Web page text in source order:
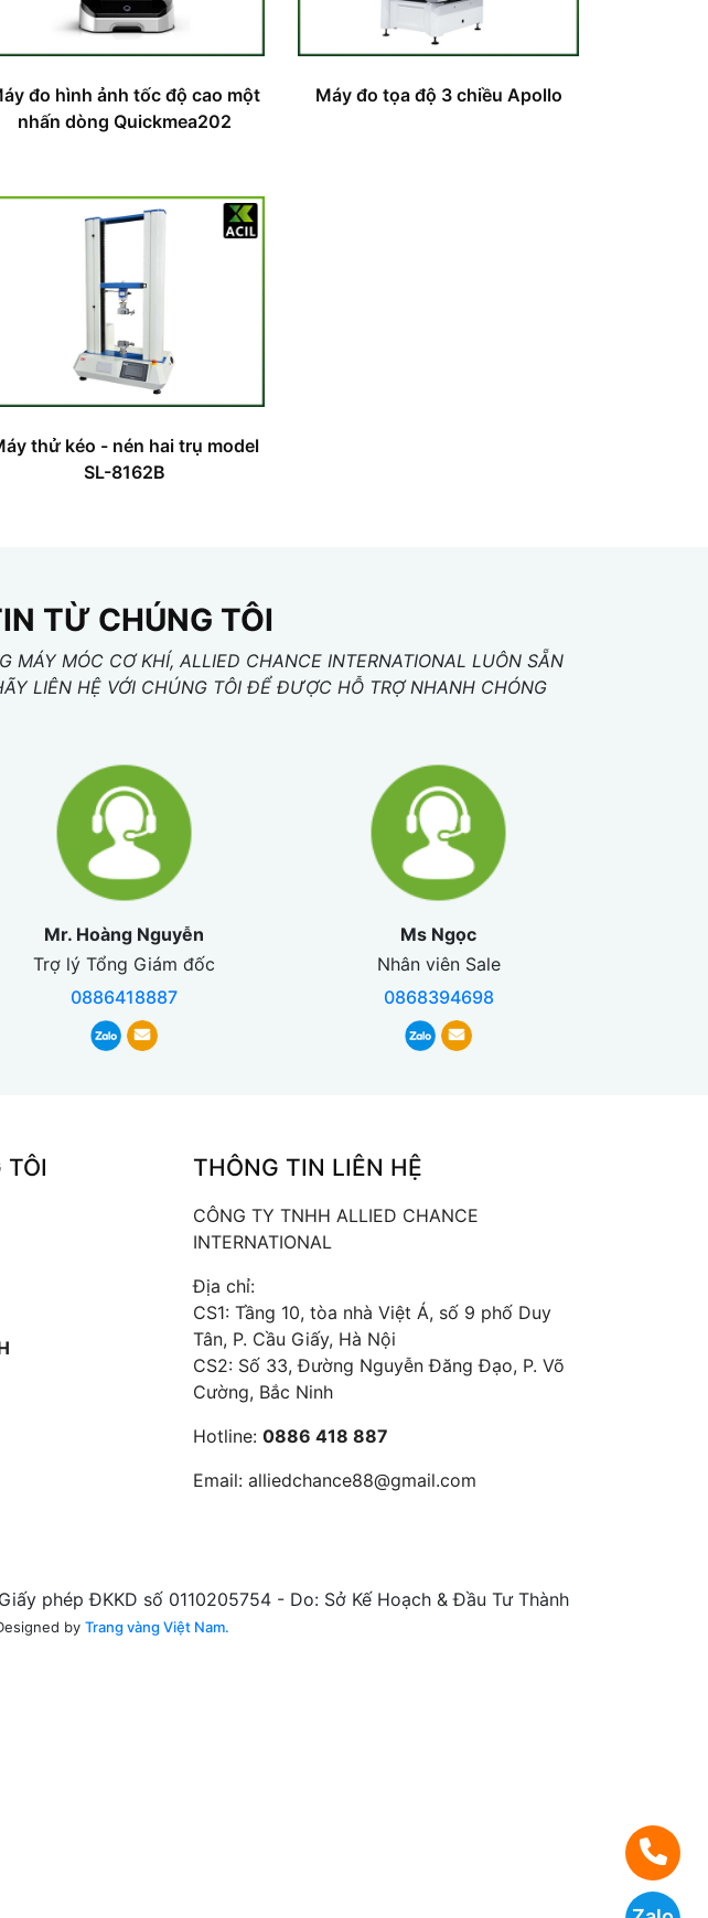
đo hình ảnh tốc độ cao một
nhấn dòng Quickmea202
Máy đo tọa độ 3 chiều Apollo
thử kéo - nén hai trụ model
SL-8162B
TỪ CHÚNG TÔI
MÓC CƠ KHÍ, ALLIED CHANCE INTERNATIONAL LUÔN SẴN
LIÊN HỆ VỚI CHÚNG TÔI ĐỂ ĐƯỢC HỖ TRỢ NHANH CHÓNG
Mr. Hoàng Nguyễn
Trợ lý Tổng Giám đốc
0886418887
Ms Ngọc
Nhân viên Sale
0868394698
TÔI THÔNG TIN LIÊN HỆ
CÔNG TY TNHH ALLIED CHANCE
INTERNATIONAL
Địa chỉ:
CS1: Tầng 10, tòa nhà Việt Á, số 9 phố Duy
Tân, P. Cầu Giấy, Hà Nội
CS2: Số 33, Đường Nguyễn Đăng Đạo, P. Võ
Cường, Bắc Ninh
Hotline: 0886 418 887
Email: alliedchance88@gmail.com
phép ĐKKD số 0110205754 - Do: Sở Kế Hoạch & Đầu Tư Thành
by Trang vàng Việt Nam.